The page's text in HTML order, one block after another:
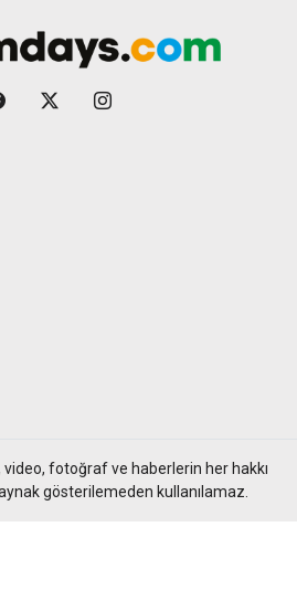
fotoğraf ve haberlerin her hakkı
gösterilemeden kullanılamaz.